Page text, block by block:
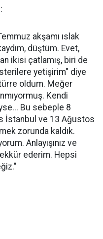
akşamı ıslak
düştüm. Evet,
ikisi çatlamış, biri de
yetişirim" diye
oldum. Meğer
Kendi
Bu sebeple 8
İstanbul ve 13 Ağustos
zorunda kaldık.
Anlayışınız ve
ederim. Hepsi